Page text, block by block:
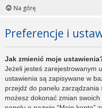
Na górę
Preferencje i
Jak zmienić moje
Jeżeli jesteś zarejestrowanym
ustawienia są zapisywane w
przejdź do panelu
możesz dokonać zmian